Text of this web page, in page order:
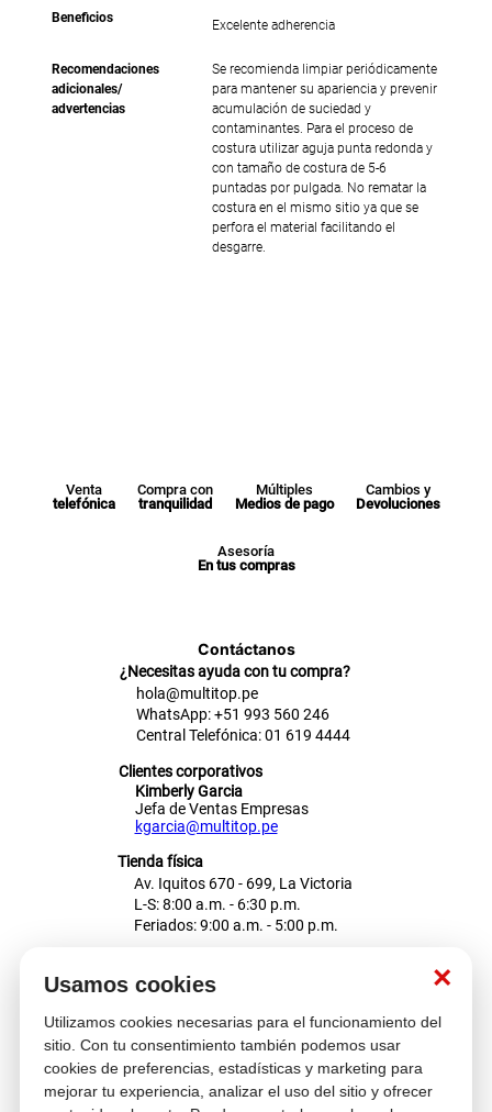
×
Usamos cookies
Utilizamos cookies necesarias para el funcionamiento del
sitio. Con tu consentimiento también podemos usar
cookies de preferencias, estadísticas y marketing para
mejorar tu experiencia, analizar el uso del sitio y ofrecer
Beneficios Excelente adherencia
Recomendaciones
adicionales/
advertencias
Se recomienda limpiar periódicamente
para mantener su apariencia y prevenir
acumulación de suciedad y
contaminantes. Para el proceso de
costura utilizar aguja punta redonda y
con tamaño de costura de 5-6
puntadas por pulgada. No rematar la
costura en el mismo sitio ya que se
perfora el material facilitando el
desgarre.
Venta
telefónica
Compra con
tranquilidad
Múltiples
Medios de pago
Cambios y
Devoluciones
Asesoría
En tus compras
Contáctanos
¿Necesitas ayuda con tu compra?
hola@multitop.pe
WhatsApp: +51 993 560 246
Central Telefónica: 01 619 4444
Clientes corporativos
Kimberly Garcia
Jefa de Ventas Empresas
kgarcia@multitop.pe
Tienda física
Av. Iquitos 670 - 699, La Victoria
L-S: 8:00 a.m. - 6:30 p.m.
Feriados: 9:00 a.m. - 5:00 p.m.
Atención al cliente